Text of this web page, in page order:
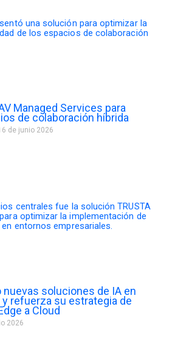
Managed Services para
de colaboración híbrida
de junio 2026
nuevas soluciones de IA en
refuerza su estrategia de
a Cloud
2026